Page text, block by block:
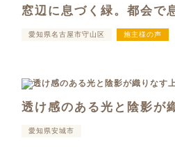
窓辺に息づく緑。都会で
愛知県名古屋市守山区 施主様の声
透け感のある光と陰影が
愛知県安城市